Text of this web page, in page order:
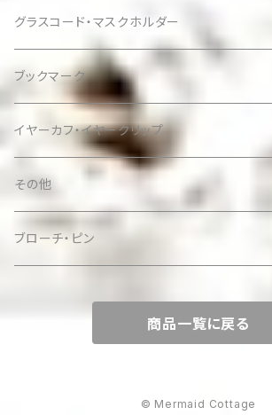
グラスコード・マスクホルダー
ブックマーク
イヤーカフ・イヤークリップ
その他
ケース
ブローチ・ピン
商品一覧に戻る
© Mermaid Cottage